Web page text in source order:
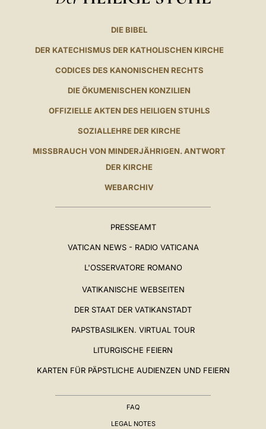
DIE BIBEL
DER KATECHISMUS DER KATHOLISCHEN KIRCHE
CODICES DES KANONISCHEN RECHTS
DIE ÖKUMENISCHEN KONZILIEN
OFFIZIELLE AKTEN DES HEILIGEN STUHLS
SOZIALLEHRE DER KIRCHE
MISSBRAUCH VON MINDERJÄHRIGEN. ANTWORT
DER KIRCHE
WEBARCHIV
PRESSEAMT
VATICAN NEWS - RADIO VATICANA
L'OSSERVATORE ROMANO
VATIKANISCHE WEBSEITEN
DER STAAT DER VATIKANSTADT
PAPSTBASILIKEN. VIRTUAL TOUR
LITURGISCHE FEIERN
KARTEN FÜR PÄPSTLICHE AUDIENZEN UND FEIERN
FAQ
LEGAL NOTES